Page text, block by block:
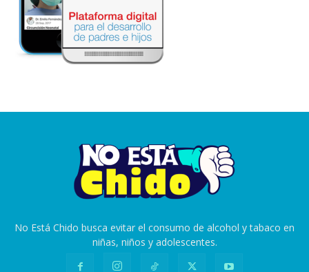
No Está Chido busca evitar el consumo de alcohol y tabaco en
niñas, niños y adolescentes.